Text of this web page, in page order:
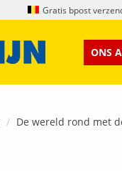
Gratis bpost
ONS
De wereld rond met